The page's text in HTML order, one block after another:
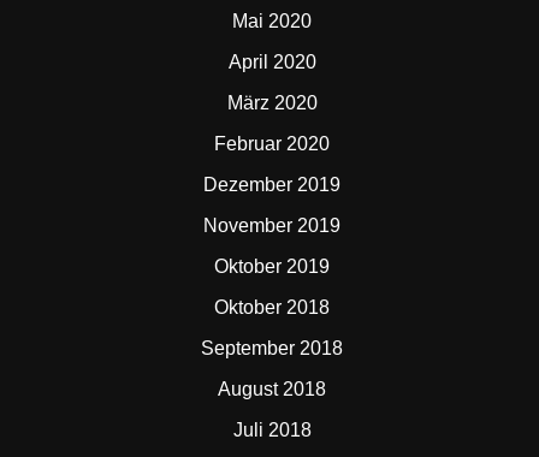
Mai 2020
April 2020
März 2020
Februar 2020
Dezember 2019
November 2019
Oktober 2019
Oktober 2018
September 2018
August 2018
Juli 2018